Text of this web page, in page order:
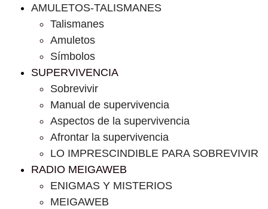
AMULETOS-TALISMANES
Talismanes
Amuletos
Símbolos
SUPERVIVENCIA
Sobrevivir
Manual de supervivencia
Aspectos de la supervivencia
Afrontar la supervivencia
LO IMPRESCINDIBLE PARA SOBREVIVIR
RADIO MEIGAWEB
ENIGMAS Y MISTERIOS
MEIGAWEB